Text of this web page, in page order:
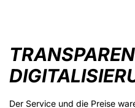
Der Service und die Preise